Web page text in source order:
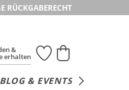
RÜCKGABERECHT
&
erhalten
BLOG & EVENTS